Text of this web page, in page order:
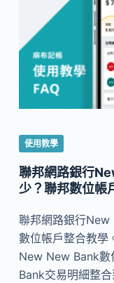
使用教學
聯邦網路銀行
少？聯邦數位帳
聯邦網路銀行New
數位帳戶整合教學
New New Bank數
Bank交易明細整合